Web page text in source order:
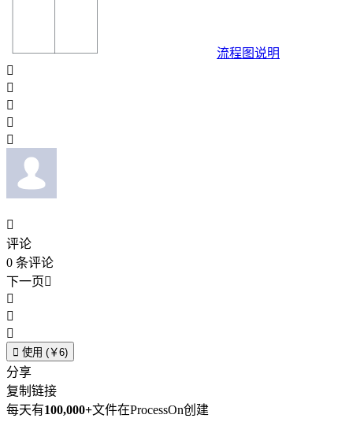
流程图说明






评论
0 条评论
下一页



 使用 (￥6)
分享
复制链接
每天有100,000+文件在ProcessOn创建